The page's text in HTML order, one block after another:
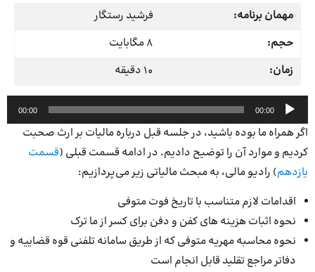
مهمان برنامه:
فرشید رستگار
حجم:
8 مگابایت
زمان:
10 دقیقه
پخش‌کننده
صوت
00:00
00:00
اگر همراه ما بوده باشید، در جلسه قبل درباره مالیات بر ارث صحبت
کردیم و موارد آن را توضیح دادیم. در ادامه قسمت قبلی (قسمت
یازدهم) رادیو مالی، به مبحث مالیاتی زیر می‌پردازیم:
اقدامات لازم متناسب با تاریخ فوت متوفی
نحوه اثبات هزینه های کفن و دفن برای کسر از ما ترک
نحوه محاسبه مهریه متوفی که از طریق سامانه تلفنی قوه قضاییه و
دفاتر مراجع تقلید قابل انجام است